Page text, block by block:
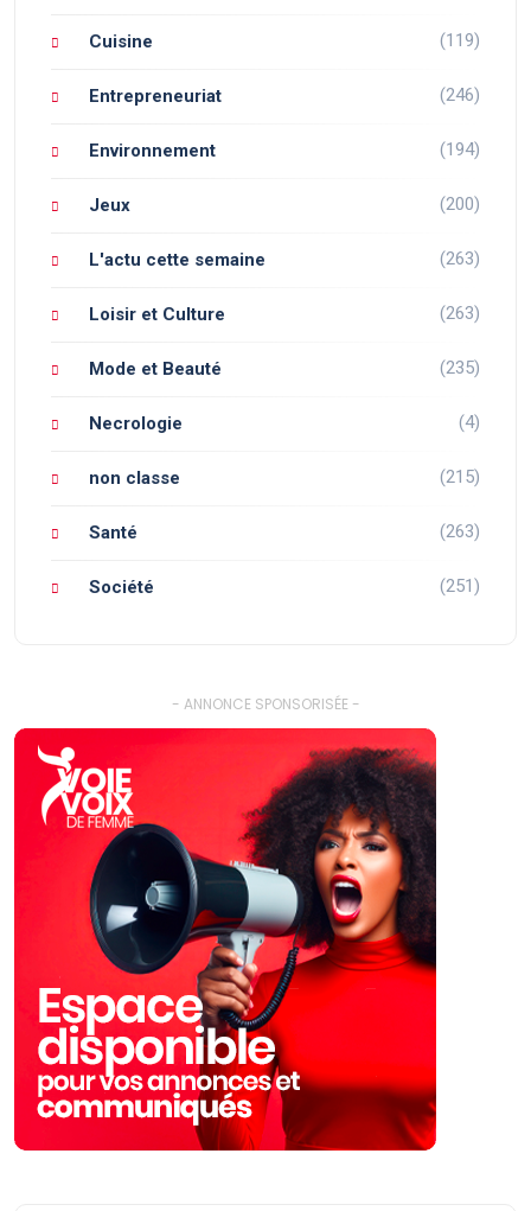
Cuisine (119)
Entrepreneuriat (246)
Environnement (194)
Jeux (200)
L'actu cette semaine (263)
Loisir et Culture (263)
Mode et Beauté (235)
Necrologie (4)
non classe (215)
Santé (263)
Société (251)
- ANNONCE SPONSORISÉE -